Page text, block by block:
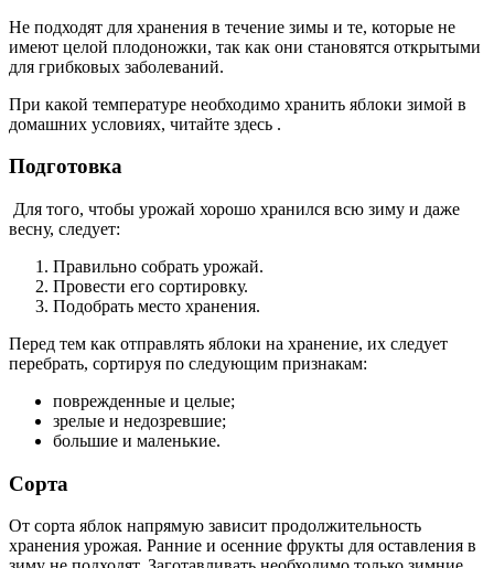
Не подходят для хранения в течение зимы и те, которые не
имеют целой плодоножки, так как они становятся открытыми
для грибковых заболеваний.
При какой температуре необходимо хранить яблоки зимой в
домашних условиях, читайте здесь .
Подготовка
Для того, чтобы урожай хорошо хранился всю зиму и даже
весну, следует:
Правильно собрать урожай.
Провести его сортировку.
Подобрать место хранения.
Перед тем как отправлять яблоки на хранение, их следует
перебрать, сортируя по следующим признакам:
поврежденные и целые;
зрелые и недозревшие;
большие и маленькие.
Сорта
От сорта яблок напрямую зависит продолжительность
хранения урожая. Ранние и осенние фрукты для оставления в